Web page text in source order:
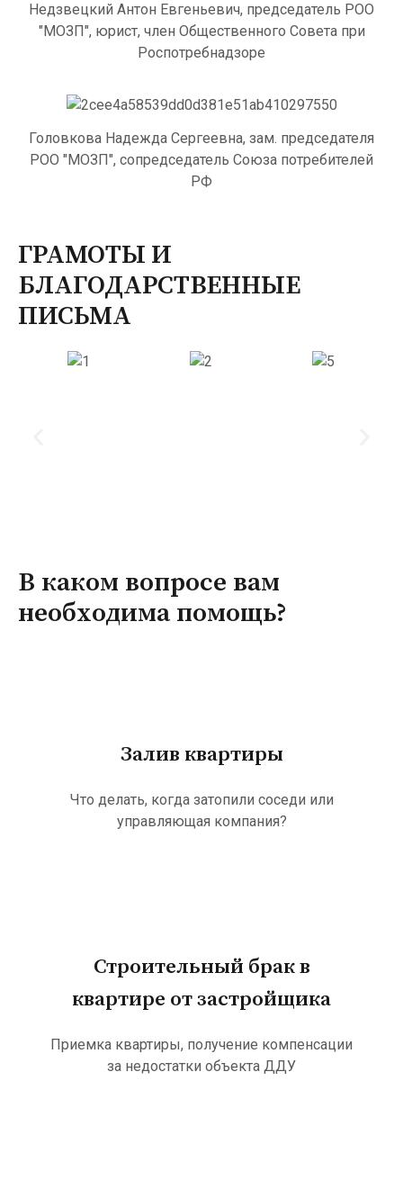
Недзвецкий Антон Евгеньевич, председатель РОО
"МОЗП", юрист, член Общественного Совета при
Роспотребнадзоре
Головкова Надежда Сергеевна, зам. председателя
РОО "МОЗП", сопредседатель Союза потребителей
РФ
ГРАМОТЫ И
БЛАГОДАРСТВЕННЫЕ
ПИСЬМА
В каком вопросе вам
необходима помощь?
Залив квартиры
Что делать, когда затопили соседи или
управляющая компания?
Строительный брак в
квартире от застройщика
Приемка квартиры, получение компенсации
за недостатки объекта ДДУ